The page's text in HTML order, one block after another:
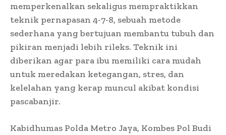
memperkenalkan sekaligus mempraktikkan
teknik pernapasan 4-7-8, sebuah metode
sederhana yang bertujuan membantu tubuh dan
pikiran menjadi lebih rileks. Teknik ini
diberikan agar para ibu memiliki cara mudah
untuk meredakan ketegangan, stres, dan
kelelahan yang kerap muncul akibat kondisi
pascabanjir.
Kabidhumas Polda Metro Jaya, Kombes Pol Budi